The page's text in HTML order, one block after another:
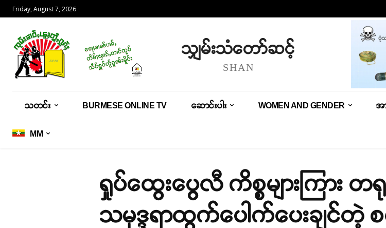
Friday, August 7, 2026
သျှမ်းသံတော်ဆင့်
SHAN
သတင်း BURMESE ONLINE TV ဆောင်းပါး WOMEN AND GENDER အ
MM
ရှုပ်ထွေးပွေလီ ကိစ္စများကြာ
သမုဒ္ဒရာထွက်ပေါက်ပေးချင်တဲ့